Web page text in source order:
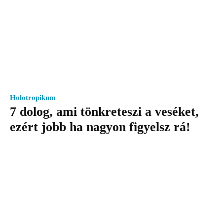
Holotropikum
7 dolog, ami tönkreteszi a veséket,
ezért jobb ha nagyon figyelsz rá!